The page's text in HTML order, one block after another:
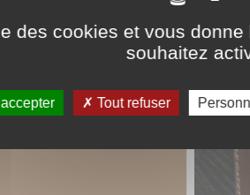
des cookies et vous
souhaitez
Tout refuser